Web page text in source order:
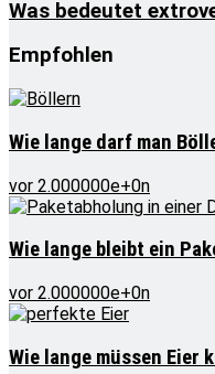
Was bedeutet
Empfohlen
Wie lange darf man
vor 2.000000e+0n
Wie lange bleibt ein
vor 2.000000e+0n
Wie lange müssen Eier